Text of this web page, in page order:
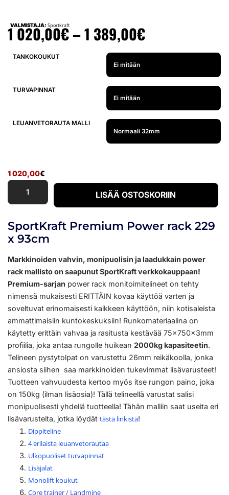
VALMISTAJA: Sportkraft
1 020,00€–1 389,00€
TANKOKOUKUT
TURVAPINNAT
LEUANVETORAUTA MALLI
1 020,00€
LISÄÄ OSTOSKORIIN
SportKraft Premium Power rack 229
x 93cm
Markkinoiden vahvin, monipuolisin ja laadukkain power
rack mallisto on saapunut SportKraft verkkokauppaan!
Premium-sarjan power rack monitoimitelineet on tehty
nimensä mukaisesti ERITTÄIN kovaa käyttöä varten ja
soveltuvat erinomaisesti kaikkeen käyttöön, niin kotisaleista
ammattimaisiin kuntokeskuksiin! Runkomateriaalina on
käytetty erittäin vahvaa ja rasitusta kestävää 75x750x3mm
profiilia, joka antaa rungolle huikean 2000kg kapasiteetin.
Telineen pystytolpat on varustettu 26mm reikäkoolla, jonka
ansiosta siihen saa markkinoiden tukevimmat lisävarusteet!
Tuotteen vahvuudesta kertoo myös itse rungon paino, joka
on 150kg (ilman lisäosia)! Tällä telineellä varustat salisi
monipuolisesti yhdellä tuotteella! Tähän malliin saat useita eri
lisävarusteita, jotka löydät tästä linkistä!
Dippiteline
4 erilaista leuanvetorautaa
Ulkopuoliset turvapinnat
Lisäjalat
Monolift koukut
Core trainer / Landmine